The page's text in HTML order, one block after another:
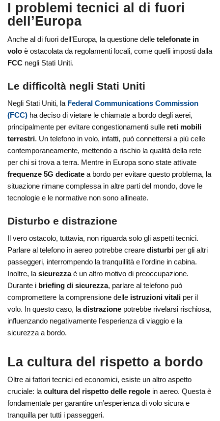
I problemi tecnici al di fuori
dell’Europa
Anche al di fuori dell’Europa, la questione delletelefonate in
volo è ostacolata da regolamenti locali, come quelli imposti dalla
FCC negli Stati Uniti.
Le difficoltà negli Stati Uniti
Negli Stati Uniti, la Federal Communications Commission
(FCC) ha deciso di vietare le chiamate a bordo degli aerei,
principalmente per evitare congestionamenti sulle reti mobili
terrestri. Un telefono in volo, infatti, può connettersi a più celle
contemporaneamente, mettendo a rischio la qualità della rete
per chi si trova a terra. Mentre in Europa sono state attivate
frequenze 5G dedicate a bordo per evitare questo problema, la
situazione rimane complessa in altre parti del mondo, dove le
tecnologie e le normative non sono allineate.
Disturbo e distrazione
Il vero ostacolo, tuttavia, non riguarda solo gli aspetti tecnici.
Parlare al telefono in aereo potrebbe crearedisturbi per gli altri
passeggeri, interrompendo la tranquillità e l’ordine in cabina.
Inoltre, lasicurezzaè un altro motivo di preoccupazione.
Durante i briefing di sicurezza, parlare al telefono può
compromettere la comprensione delle istruzioni vitali per il
volo. In questo caso, ladistrazione potrebbe rivelarsi rischiosa,
influenzando negativamente l’esperienza di viaggio e la
sicurezza a bordo.
La cultura del rispetto a bordo
Oltre ai fattori tecnici ed economici, esiste un altro aspetto
cruciale: lacultura del rispetto delle regole in aereo. Questa è
fondamentale per garantire un’esperienza di volo sicura e
tranquilla per tutti i passeggeri.